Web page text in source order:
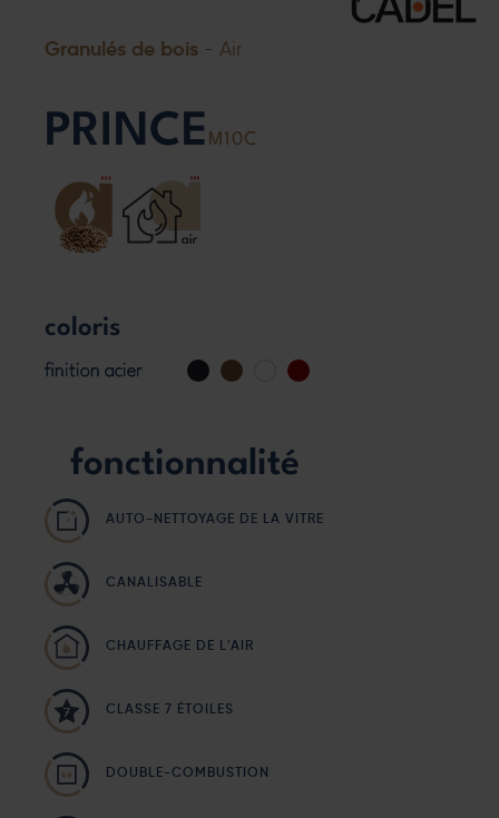
Granulés de bois - Air
PRINCE M10C
coloris
finition acier
fonctionnalité
AUTO-NETTOYAGE DE LA VITRE
CANALISABLE
CHAUFFAGE DE L'AIR
CLASSE 7 ÉTOILES
DOUBLE-COMBUSTION